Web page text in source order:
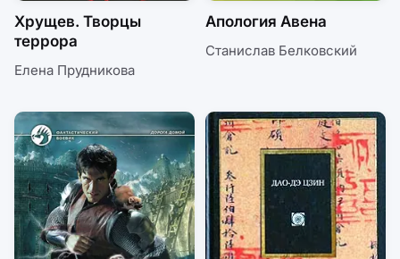
Хрущев. Творцы
террора
Елена Прудникова
Апология Авена
Станислав Белковский